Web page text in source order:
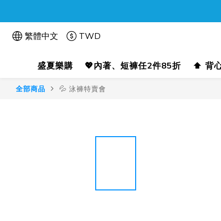
繁體中文 TWD
盛夏樂購 💖內著、短褲任2件85折 ⬆️ 背
全部商品 💦 泳褲特賣會